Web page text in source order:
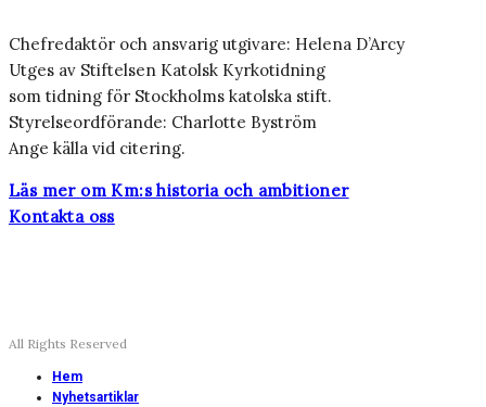
Chefredaktör och ansvarig utgivare: Helena D’Arcy
Utges av Stiftelsen Katolsk Kyrkotidning
som tidning för Stockholms katolska stift.
Styrelseordförande: Charlotte Byström
Ange källa vid citering.
Läs mer om Km:s historia och ambitioner
Kontakta oss
All Rights Reserved
Hem
Nyhetsartiklar